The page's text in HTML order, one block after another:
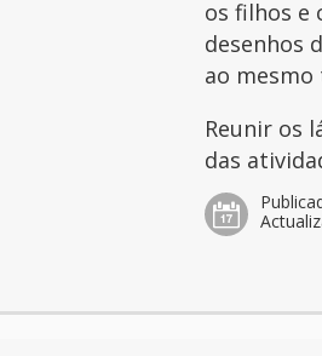
os filhos e
desenhos
ao
Reunir os
das